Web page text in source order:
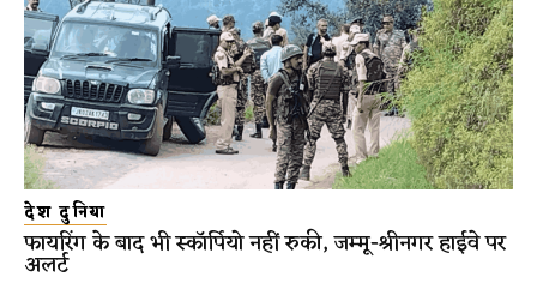
देश दुनिया
फायरिंग के बाद भी स्कॉर्पियो नहीं रुकी, जम्मू-श्रीनगर हाईवे पर
अलर्ट